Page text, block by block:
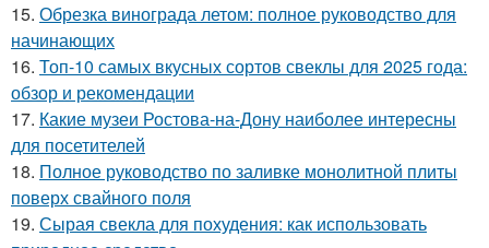
15. Обрезка винограда летом: полное руководство для
начинающих
16. Топ-10 самых вкусных сортов свеклы для 2025 года:
обзор и рекомендации
17. Какие музеи Ростова-на-Дону наиболее интересны
для посетителей
18. Полное руководство по заливке монолитной плиты
поверх свайного поля
19. Сырая свекла для похудения: как использовать